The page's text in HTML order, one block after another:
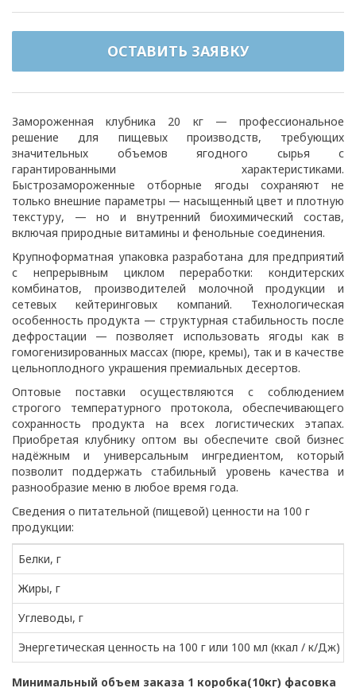
ОСТАВИТЬ ЗАЯВКУ
Замороженная клубника 20 кг — профессиональное
решение для пищевых производств, требующих
значительных объемов ягодного сырья с
гарантированными характеристиками.
Быстрозамороженные отборные ягоды сохраняют не
только внешние параметры — насыщенный цвет и плотную
текстуру, — но и внутренний биохимический состав,
включая природные витамины и фенольные соединения.
Крупноформатная упаковка разработана для предприятий
с непрерывным циклом переработки: кондитерских
комбинатов, производителей молочной продукции и
сетевых кейтеринговых компаний. Технологическая
особенность продукта — структурная стабильность после
дефростации — позволяет использовать ягоды как в
гомогенизированных массах (пюре, кремы), так и в качестве
цельноплодного украшения премиальных десертов.
Оптовые поставки осуществляются с соблюдением
строгого температурного протокола, обеспечивающего
сохранность продукта на всех логистических этапах.
Приобретая клубнику оптом вы обеспечите свой бизнес
надёжным и универсальным ингредиентом, который
позволит поддержать стабильный уровень качества и
разнообразие меню в любое время года.
Сведения о питательной (пищевой) ценности на 100 г
продукции:
Белки, г
Жиры, г
Углеводы, г
Энергетическая ценность на 100 г или 100 мл (ккал / к/Дж)
Минимальный объем заказа 1 коробка(10кг) фасовка